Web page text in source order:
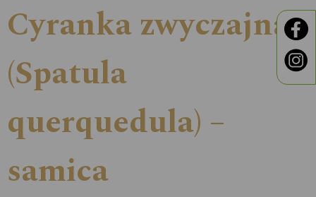
Cyranka zwyczajna
(Spatula
querquedula) –
samica